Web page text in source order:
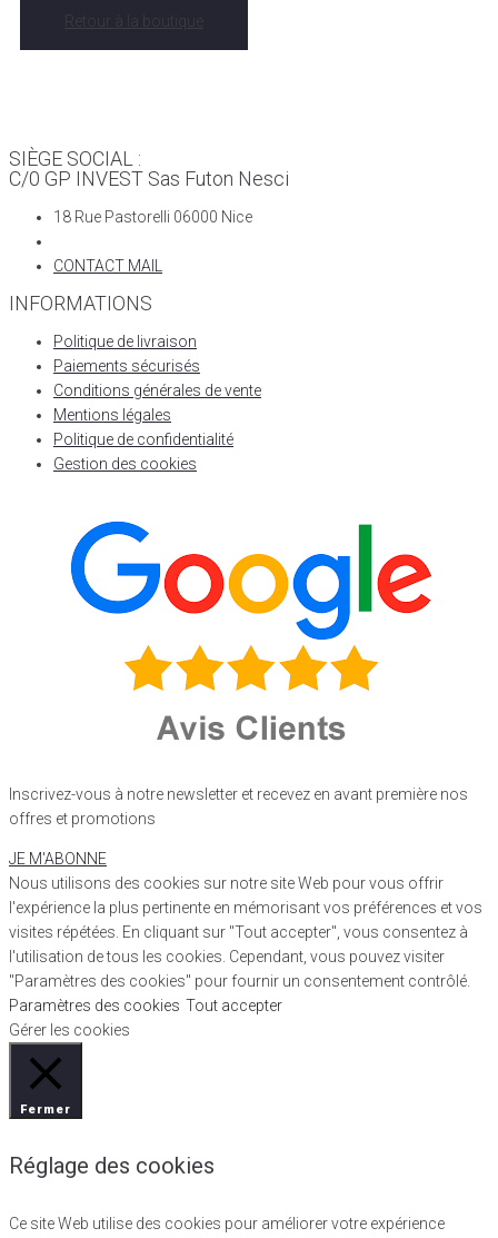
Retour à la boutique
SIÈGE SOCIAL :
C/0 GP INVEST Sas Futon Nesci
18 Rue Pastorelli 06000 Nice
CONTACT MAIL
INFORMATIONS
Politique de livraison
Paiements sécurisés
Conditions générales de vente
Mentions légales
Politique de confidentialité
Gestion des cookies
Inscrivez-vous à notre newsletter et recevez en avant première nos
offres et promotions
JE M'ABONNE
Nous utilisons des cookies sur notre site Web pour vous offrir
l'expérience la plus pertinente en mémorisant vos préférences et vos
visites répétées. En cliquant sur "Tout accepter", vous consentez à
l'utilisation de tous les cookies. Cependant, vous pouvez visiter
"Paramètres des cookies" pour fournir un consentement contrôlé.
Paramètres des cookies Tout accepter
Gérer les cookies
Fermer
Réglage des cookies
Ce site Web utilise des cookies pour améliorer votre expérience